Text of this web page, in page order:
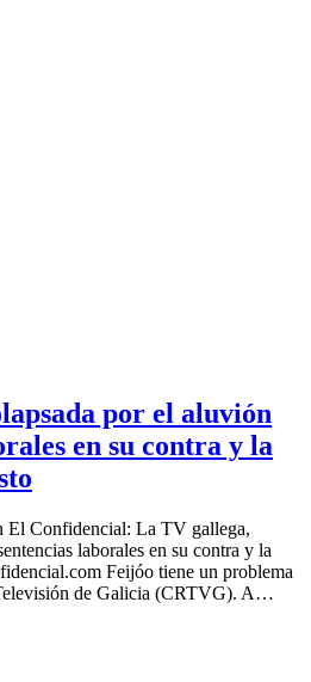
por el aluvión
en su contra y la
El Confidencial: La TV gallega,
laborales en su contra y la
Feijóo tiene un problema
de Galicia (CRTVG). A…